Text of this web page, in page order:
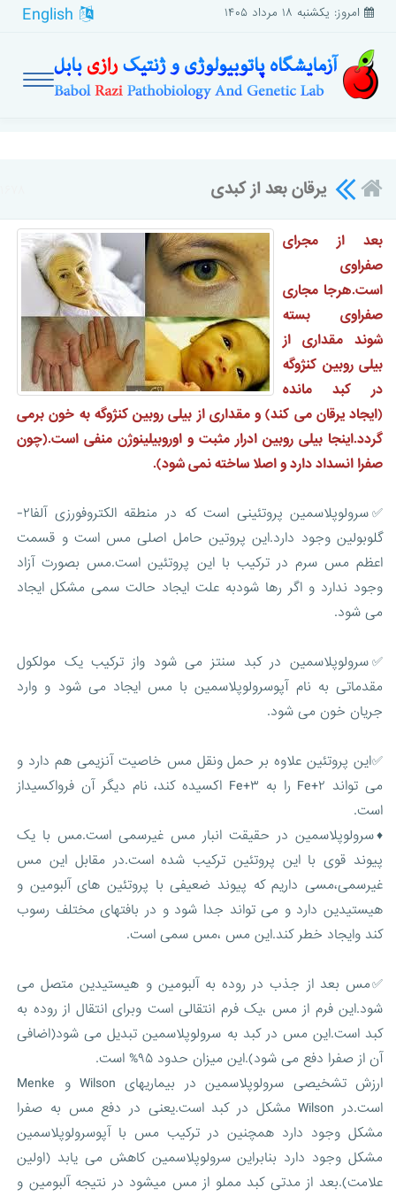
امروز: یکشنبه ۱۸ مرداد ۱۴۰۵
یرقان بعد از کبدی
بعد از مجرای
صفراوی
است.هرجا مجاری
صفراوی بسته
شوند مقداری از
بیلی روبین کنژوگه
در کبد مانده
(ایجاد یرقان می کند) و مقداری از بیلی روبین کنژوگه به خون برمی
گردد.اینجا بیلی روبین ادرار مثبت و اوروبیلینوژن منفی است.(چون
صفرا انسداد دارد و اصلا ساخته نمی شود).
✅سرولوپلاسمین پروتئینی است که در منطقه الکتروفورزی آلفا۲-
گلوبولین وجود دارد.این پروتین حامل اصلی مس است و قسمت
اعظم مس سرم در ترکیب با این پروتئین است.مس بصورت آزاد
وجود ندارد و اگر رها شودبه علت ایجاد حالت سمی مشکل ایجاد
می شود.
✅سرولوپلاسمین در کبد سنتز می شود واز ترکیب یک مولکول
مقدماتی به نام آپوسرولوپلاسمین با مس ایجاد می شود و وارد
جریان خون می شود.
✅این پروتئین علاوه بر حمل ونقل مس خاصیت آنزیمی هم دارد و
می تواند Fe+۲ را به Fe+۳ اکسیده کند، نام دیگر آن فرواکسیداز
است.
♦️سرولوپلاسمین در حقیقت انبار مس غیرسمی است.مس با یک
پیوند قوی با این پروتئین ترکیب شده است.در مقابل این مس
غیرسمی،مسی داریم که پیوند ضعیفی با پروتئین های آلبومین و
هیستیدین دارد و می تواند جدا شود و در بافتهای مختلف رسوب
کند وایجاد خطر کند.این مس ،مس سمی است.
✅مس بعد از جذب در روده به آلبومین و هیستیدین متصل می
شود.این فرم از مس ،یک فرم انتقالی است وبرای انتقال از روده به
کبد است.این مس در کبد به سرولوپلاسمین تبدیل می شود(اضافی
آن از صفرا دفع می شود).این میزان حدود ۹۵% است.
ارزش تشخیصی سرولوپلاسمین در بیماریهای Wilson و Menke
است.در Wilson مشکل در کبد است.یعنی در دفع مس به صفرا
مشکل وجود دارد همچنین در ترکیب مس با آپوسرولوپلاسمین
مشکل وجود دارد بنابراین سرولوپلاسمین کاهش می یابد (اولین
علامت).بعد از مدتی کبد مملو از مس میشود در نتیجه آلبومین و